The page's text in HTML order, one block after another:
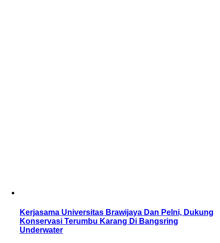
Kerjasama Universitas Brawijaya Dan Pelni, Dukung
Konservasi Terumbu Karang Di Bangsring
Underwater